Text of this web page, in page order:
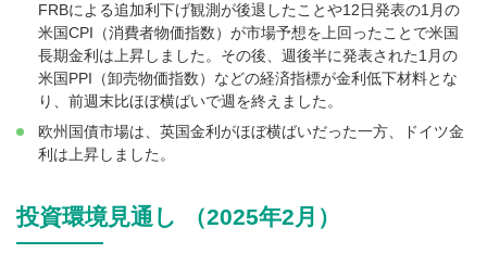
FRBによる追加利下げ観測が後退したことや12日発表の1月の
米国CPI（消費者物価指数）が市場予想を上回ったことで米国
長期金利は上昇しました。その後、週後半に発表された1月の
米国PPI（卸売物価指数）などの経済指標が金利低下材料とな
り、前週末比ほぼ横ばいで週を終えました。
欧州国債市場は、英国金利がほぼ横ばいだった一方、ドイツ金
利は上昇しました。
投資環境見通し （2025年2月）